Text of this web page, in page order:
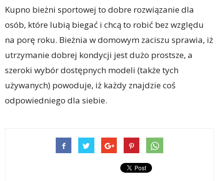
Kupno bieżni sportowej to dobre rozwiązanie dla
osób, które lubią biegać i chcą to robić bez względu
na porę roku. Bieżnia w domowym zaciszu sprawia, iż
utrzymanie dobrej kondycji jest dużo prostsze, a
szeroki wybór dostępnych modeli (także tych
używanych) powoduje, iż każdy znajdzie coś
odpowiedniego dla siebie.